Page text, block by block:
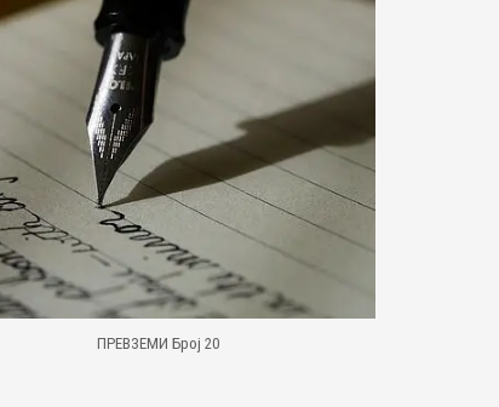
ПРЕВЗЕМИ Број 20